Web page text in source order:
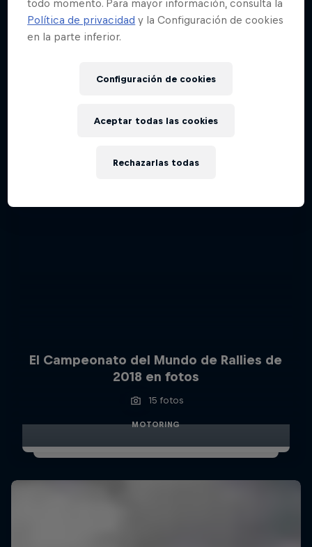
El viaje de Toby Price de las dos a las cuatro
El Campeonato del Mundo de Rallies de
2018 en fotos
15 fotos
MOTORING
todo momento. Para mayor información, consulta la
Política de privacidad y la Configuración de cookies
en la parte inferior.
Configuración de cookies
Rechazarlas todas
Aceptar todas las cookies